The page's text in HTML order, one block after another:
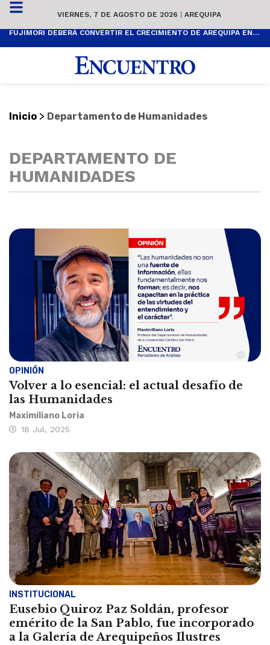
VIERNES, 7 DE AGOSTO DE 2026 | AREQUIPA
FUJIMORI DEBERÁ CONVERTIR EL CRECIMIENTO DE AREQUIPA EN BIENESTAR SOCIAL
Inicio > Departamento de Humanidades
DEPARTAMENTO DE
HUMANIDADES
OPINIÓN
Volver a lo esencial: el actual desafío de
las Humanidades
Maximiliano Loria
18 Jul, 2025
INSTITUCIONAL
Eusebio Quiroz Paz Soldán, profesor
emérito de la San Pablo, fue incorporado
a la Galería de Arequipeños Ilustres